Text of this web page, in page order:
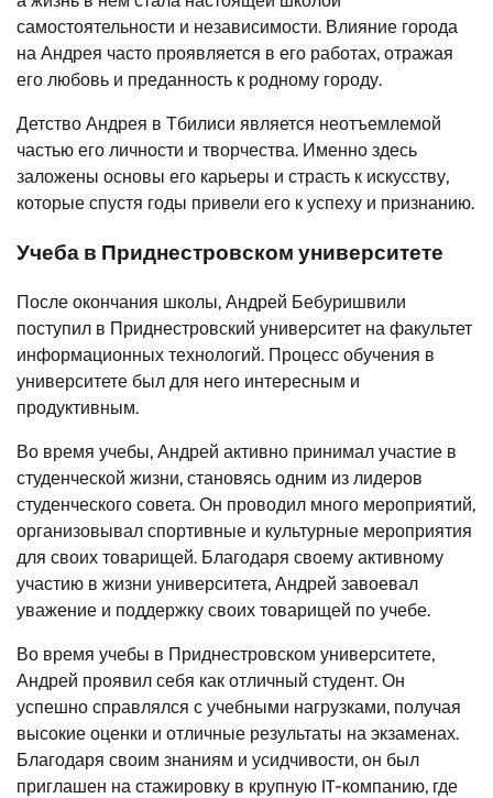
самостоятельности и независимости. Влияние города
на Андрея часто проявляется в его работах, отражая
его любовь и преданность к родному городу.
Детство Андрея в Тбилиси является неотъемлемой
частью его личности и творчества. Именно здесь
заложены основы его карьеры и страсть к искусству,
которые спустя годы привели его к успеху и признанию.
Учеба в Приднестровском университете
После окончания школы, Андрей Бебуришвили
поступил в Приднестровский университет на факультет
информационных технологий. Процесс обучения в
университете был для него интересным и
продуктивным.
Во время учебы, Андрей активно принимал участие в
студенческой жизни, становясь одним из лидеров
студенческого совета. Он проводил много мероприятий,
организовывал спортивные и культурные мероприятия
для своих товарищей. Благодаря своему активному
участию в жизни университета, Андрей завоевал
уважение и поддержку своих товарищей по учебе.
Во время учебы в Приднестровском университете,
Андрей проявил себя как отличный студент. Он
успешно справлялся с учебными нагрузками, получая
высокие оценки и отличные результаты на экзаменах.
Благодаря своим знаниям и усидчивости, он был
приглашен на стажировку в крупную IT-компанию, где